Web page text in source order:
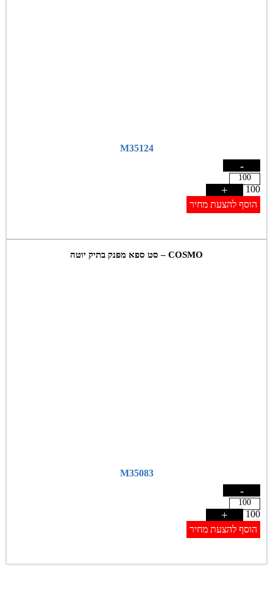
M35124
-
100
+
הוסף להצעת מחיר
COSMO – סט ספא מפנק בתיק יוטה
M35083
-
100
+
הוסף להצעת מחיר